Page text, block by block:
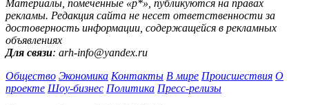
Материалы, помеченные «р*», публикуются на правах
рекламы. Редакция сайта не несет ответственности за
достоверность информации, содержащейся в рекламных
объявлениях
Для связи: arh-info@yandex.ru
Общество Экономика Контакты В мире Происшествия О
проекте Шоу-бизнес Политика Пресс-релизы